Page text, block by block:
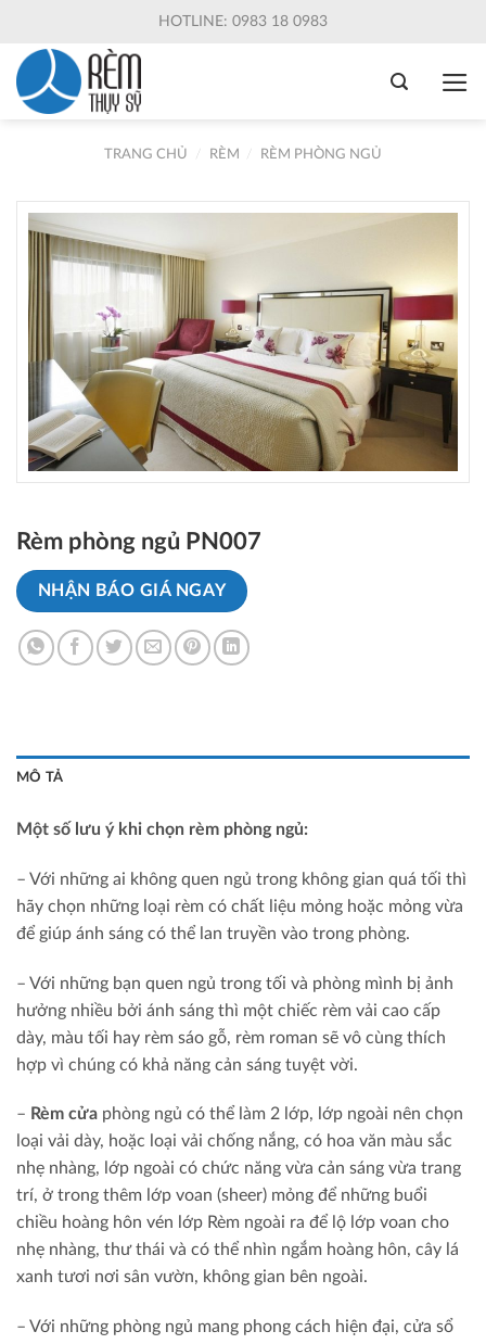
content
HOTLINE: 0983 18 0983
TRANG CHỦ RÈM RÈM PHÒNG NGỦ
Rèm phòng ngủ PN007
NHẬN BÁO GIÁ NGAY
MÔ TẢ
Một số lưu ý khi chọn rèm phòng ngủ:
– Với những ai không quen ngủ trong không gian quá tối thì
hãy chọn những loại rèm có chất liệu mỏng hoặc mỏng vừa
để giúp ánh sáng có thể lan truyền vào trong phòng.
– Với những bạn quen ngủ trong tối và phòng mình bị ảnh
hưởng nhiều bởi ánh sáng thì một chiếc rèm vải cao cấp
dày, màu tối hay rèm sáo gỗ, rèm roman sẽ vô cùng thích
hợp vì chúng có khả năng cản sáng tuyệt vời.
– Rèm cửa phòng ngủ có thể làm 2 lớp, lớp ngoài nên chọn
loại vải dày, hoặc loại vải chống nắng, có hoa văn màu sắc
nhẹ nhàng, lớp ngoài có chức năng vừa cản sáng vừa trang
trí, ở trong thêm lớp voan (sheer) mỏng để những buổi
chiều hoàng hôn vén lớp Rèm ngoài ra để lộ lớp voan cho
nhẹ nhàng, thư thái và có thể nhìn ngắm hoàng hôn, cây lá
xanh tươi nơi sân vườn, không gian bên ngoài.
– Với những phòng ngủ mang phong cách hiện đại, cửa sổ